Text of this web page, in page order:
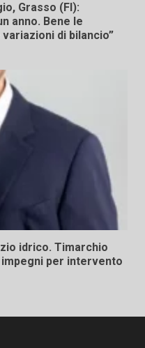
Grasso (FI):
anno. Bene le
di bilancio”
idrico. Timarchio
per intervento